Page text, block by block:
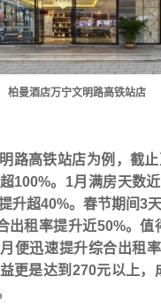
柏曼酒店万宁文明路高铁站店
路高铁站店为例，截
100%。1月满房天数
升超40%。春节期间3
出租率提升近50%。值
便迅速提升综合出租
更是达到270元以上，